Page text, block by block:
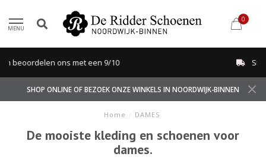
MENU
0
Snel geleverd binnen 1-2 dagen
SHOP ONLINE OF BEZOEK ONZE WINKELS IN NOORDWIJK-BINNEN
Home / DAMES
De mooiste kleding en schoenen voor
dames.